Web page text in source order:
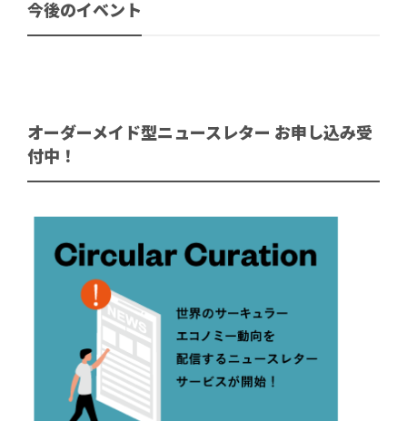
今後のイベント
オーダーメイド型ニュースレター お申し込み受
付中！